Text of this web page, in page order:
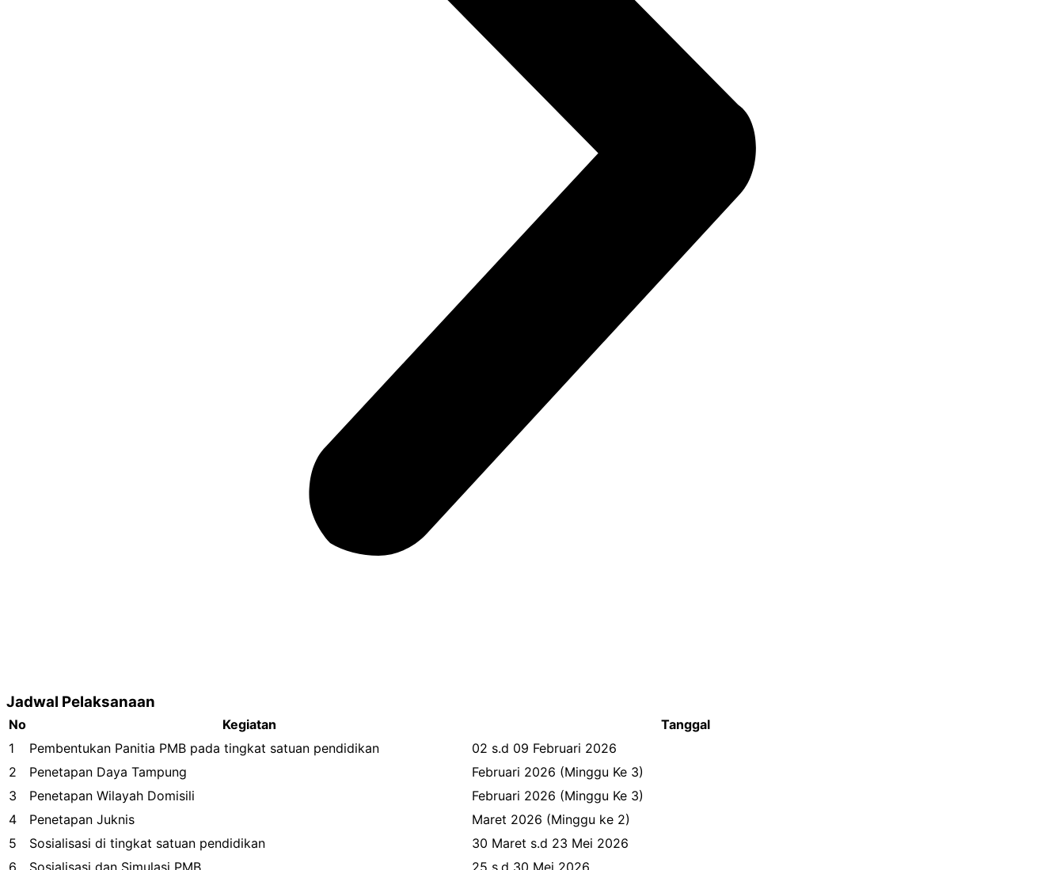
Jadwal Pelaksanaan
No Kegiatan
Tanggal
1
Pembentukan Panitia PMB pada tingkat satuan pendidikan
02 s.d 09 Februari 2026
2
Penetapan Daya Tampung
Februari 2026 (Minggu Ke 3)
3
Penetapan Wilayah Domisili
Februari 2026 (Minggu Ke 3)
4
Penetapan Juknis
Maret 2026 (Minggu ke 2)
5
Sosialisasi di tingkat satuan pendidikan
30 Maret s.d 23 Mei 2026